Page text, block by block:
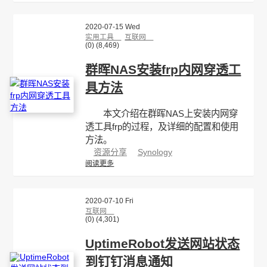
2020-07-15 Wed
实用工具
互联网
(0) (8,469)
群晖NAS安装frp内网穿透工
具方法
本文介绍在群晖NAS上安装内网穿
透工具frp的过程，及详细的配置和使用
方法。
资源分享 Synology
阅读更多
2020-07-10 Fri
互联网
(0) (4,301)
UptimeRobot发送网站状态
到钉钉消息通知